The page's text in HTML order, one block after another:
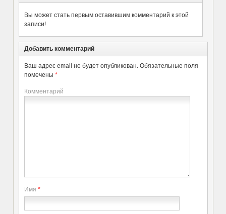
Вы может стать первым оставившим комментарий к этой
записи!
Добавить комментарий
Ваш адрес email не будет опубликован. Обязательные поля
помечены *
Комментарий
Имя *